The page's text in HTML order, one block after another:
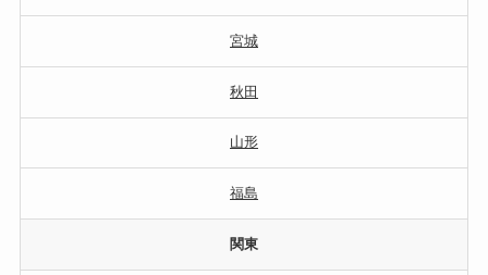
宮城
秋田
山形
福島
関東